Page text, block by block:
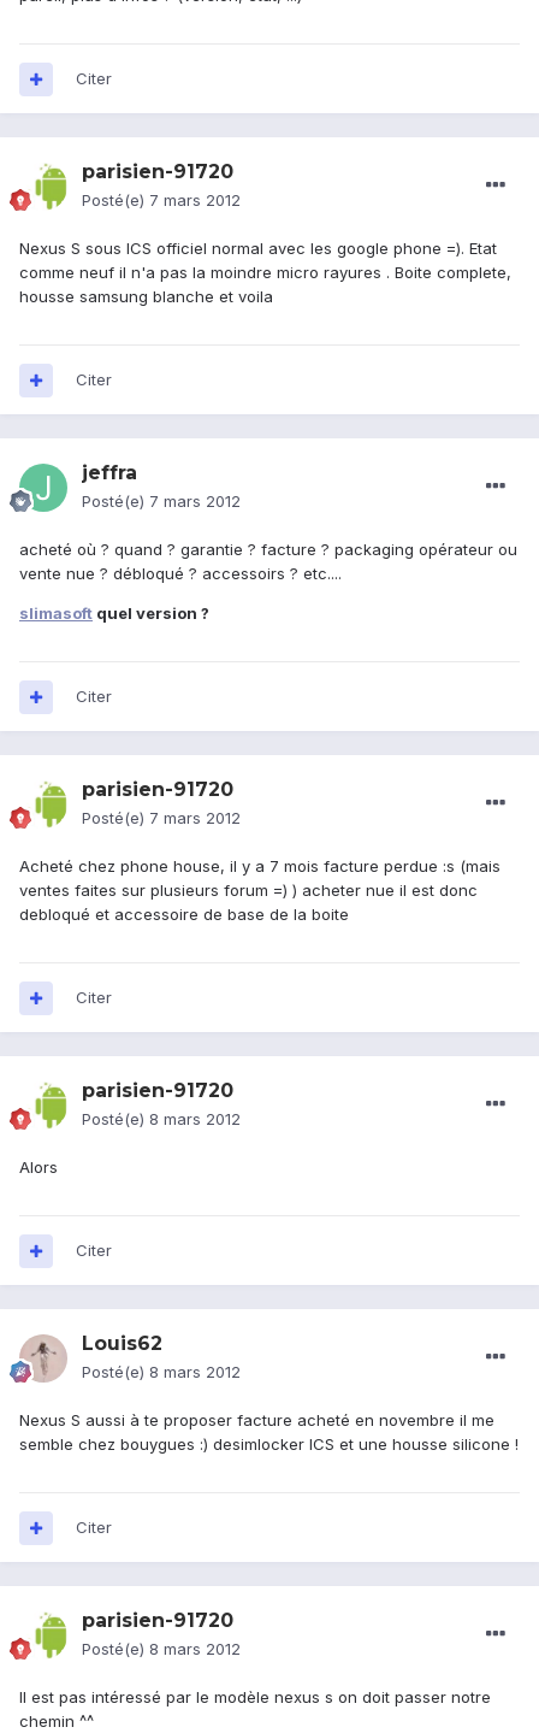
Citer
parisien-91720
Posté(e) 7 mars 2012
Nexus S sous ICS officiel normal avec les google phone =). Etat
comme neuf il n'a pas la moindre micro rayures . Boite complete,
housse samsung blanche et voila
Citer
jeffra
Posté(e) 7 mars 2012
acheté où ? quand ? garantie ? facture ? packaging opérateur ou
vente nue ? débloqué ? accessoirs ? etc....
slimasoft quel version ?
Citer
parisien-91720
Posté(e) 7 mars 2012
Acheté chez phone house, il y a 7 mois facture perdue :s (mais
ventes faites sur plusieurs forum =) ) acheter nue il est donc
debloqué et accessoire de base de la boite
Citer
parisien-91720
Posté(e) 8 mars 2012
Alors
Citer
Louis62
Posté(e) 8 mars 2012
Nexus S aussi à te proposer facture acheté en novembre il me
semble chez bouygues :) desimlocker ICS et une housse silicone !
Citer
parisien-91720
Posté(e) 8 mars 2012
Il est pas intéressé par le modèle nexus s on doit passer notre
chemin ^^